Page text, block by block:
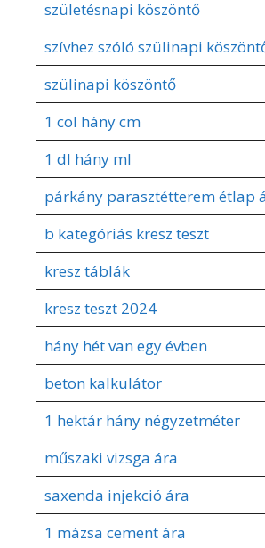
születésnapi köszöntő
szívhez szóló szülinapi
szülinapi köszöntő
1 col hány cm
1 dl hány ml
párkány parasztétterem étlap
b kategóriás kresz teszt
kresz táblák
kresz teszt 2024
hány hét van egy évben
beton kalkulátor
1 hektár hány négyzetméter
műszaki vizsga ára
saxenda injekció ára
1 mázsa cement ára